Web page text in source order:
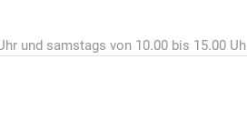
und samstags von 10.00 bis 15.00